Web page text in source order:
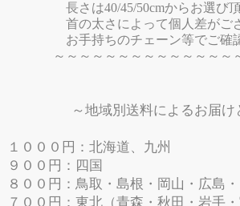
長さは40/45/50cmからお選び
首の太さによって個人差がご
お手持ちのチェーン等でご確
～～～～～～～～～～～～～～
～地域別送料によるお届
１０００円：北海道、九州
９００円：四国
８００円：鳥取・島根・岡山・広島
７００円：東北（青森・秋田・岩手